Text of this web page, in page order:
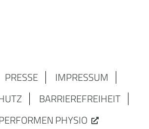
PRESSE
IMPRESSUM
BARRIEREFREIHEIT
PHYSIO